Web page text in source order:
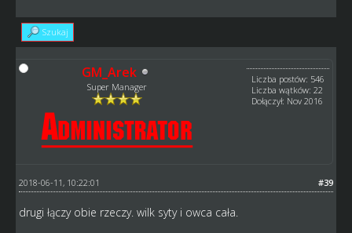
Szukaj
GM_Arek
Super Manager
Liczba postów: 546
Liczba wątków: 22
Dołączył: Nov 2016
#39
2018-06-11, 10:22:01
drugi łączy obie rzeczy. wilk syty i owca cała.